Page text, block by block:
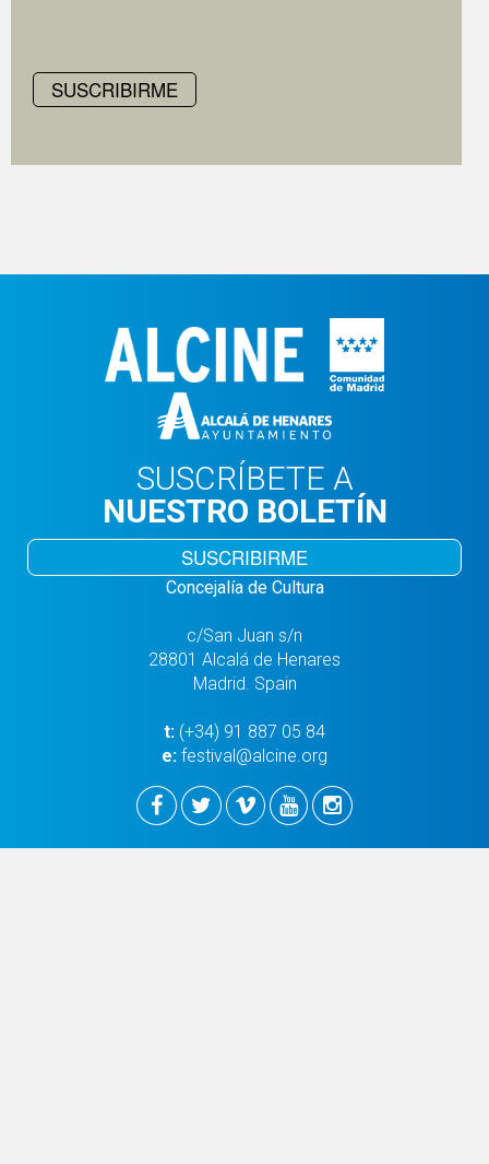
SUSCRIBIRME
SUSCRÍBETE A
NUESTRO BOLETÍN
SUSCRIBIRME
Concejalía de Cultura
c/San Juan s/n
28801 Alcalá de Henares
Madrid. Spain
t: (+34) 91 887 05 84
e: festival@alcine.org